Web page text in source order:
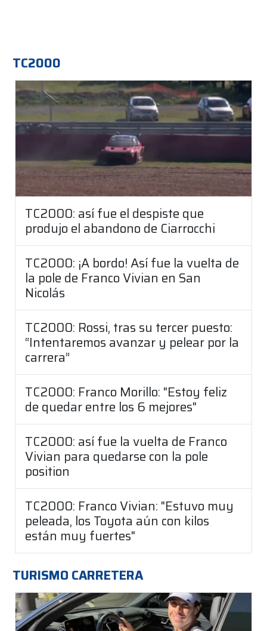
TC2000
TC2000: así fue el despiste que
produjo el abandono de Ciarrocchi
TC2000: ¡A bordo! Así fue la vuelta de
la pole de Franco Vivian en San
Nicolás
TC2000: Rossi, tras su tercer puesto:
“Intentaremos avanzar y pelear por la
carrera”
TC2000: Franco Morillo: "Estoy feliz
de quedar entre los 6 mejores"
TC2000: así fue la vuelta de Franco
Vivian para quedarse con la pole
position
TC2000: Franco Vivian: "Estuvo muy
peleada, los Toyota aún con kilos
están muy fuertes"
TURISMO CARRETERA